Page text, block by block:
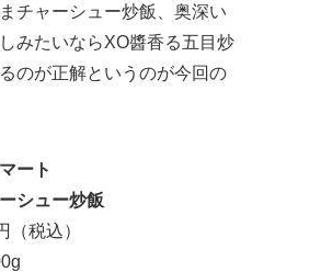
チャーシュー炒飯、奥深い
みたいならXO醬香る五目炒
のが正解というのが今回の
ート
シュー炒飯
（税込）